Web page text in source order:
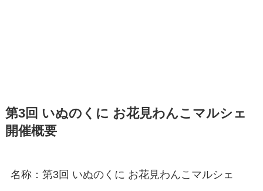
第3回 いぬのくに お花見わんこマルシェ
開催概要
名称：第3回 いぬのくに お花見わんこマルシェ